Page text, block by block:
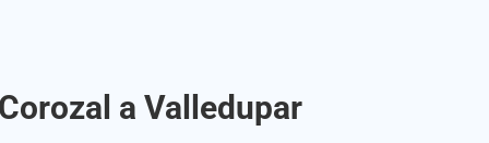
a Valledupar